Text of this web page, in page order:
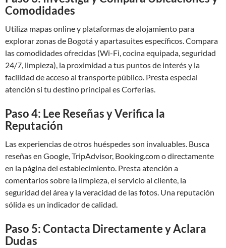
Comodidades
Utiliza mapas online y plataformas de alojamiento para
explorar zonas de Bogotá y apartasuites específicos. Compara
las comodidades ofrecidas (Wi-Fi, cocina equipada, seguridad
24/7, limpieza), la proximidad a tus puntos de interés y la
facilidad de acceso al transporte público. Presta especial
atención si tu destino principal es Corferias.
Paso 4: Lee Reseñas y Verifica la
Reputación
Las experiencias de otros huéspedes son invaluables. Busca
reseñas en Google, TripAdvisor, Booking.com o directamente
en la página del establecimiento. Presta atención a
comentarios sobre la limpieza, el servicio al cliente, la
seguridad del área y la veracidad de las fotos. Una reputación
sólida es un indicador de calidad.
Paso 5: Contacta Directamente y Aclara
Dudas